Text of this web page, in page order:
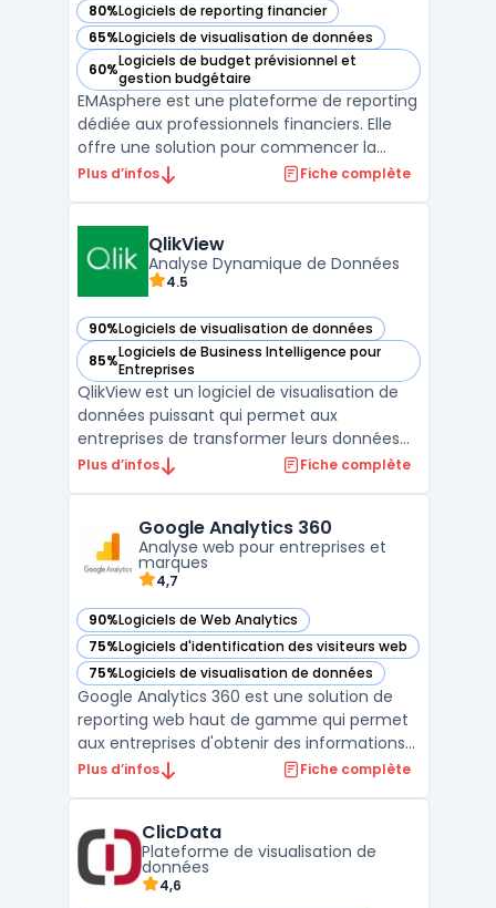
80%Logiciels de reporting financier
— voir EMAsphere dans cette catégorie
65%Logiciels de visualisation de données
— voir EMAsphere dans cette catégorie
60%Logiciels de budget prévisionnel et
gestion budgétaire
— voir EMAsphere dans cette catégorie
EMAsphere est une plateforme de reporting
dédiée aux professionnels financiers. Elle
offre une solution pour commencer la
journée avec des reportings à jour,
ajoutée. La plateforme est conçue pour
être simple et eff ...
Plus d’infos Fiche complète
QlikView
Analyse Dynamique de Données
4.5
90%Logiciels de visualisation de données
— voir QlikView dans cette catégorie
85%Logiciels de Business Intelligence pour
Entreprises
— voir QlikView dans cette catégorie
QlikView est un logiciel de visualisation de
données puissant qui permet aux
entreprises de transformer leurs données
brutes en insights significatifs. Grâce à une
et permet aux utilisateurs de créer des
visualisations i ...
Plus d’infos Fiche complète
Google Analytics 360
Analyse web pour entreprises et
marques
4,7
90%Logiciels de Web Analytics
— voir Google Analytics 360 dans cette catégorie
75%Logiciels d'identification des visiteurs web
— voir Google Analytics 360 dans cette catégorie
75%Logiciels de visualisation de données
— voir Google Analytics 360 dans cette catégorie
Google Analytics 360 est une solution de
reporting web haut de gamme qui permet
aux entreprises d'obtenir des informations
approfondies sur leur audience. Grâce à ses
peuvent comprendre les comportements
des utilisateurs, i ...
Plus d’infos Fiche complète
ClicData
Plateforme de visualisation de
données
4,6